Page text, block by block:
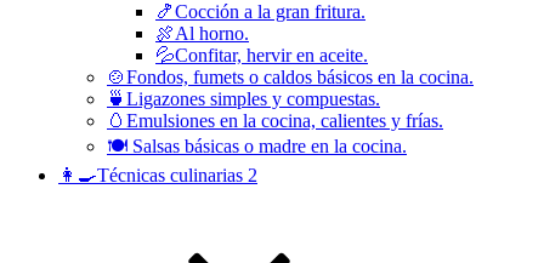
🍤Cocción a la gran fritura.
🍖Al horno.
💦Confitar, hervir en aceite.
🍲Fondos, fumets o caldos básicos en la cocina.
🍵Ligazones simples y compuestas.
🥚Emulsiones en la cocina, calientes y frías.
🍽 Salsas básicas o madre en la cocina.
👩‍🍳Técnicas culinarias 2